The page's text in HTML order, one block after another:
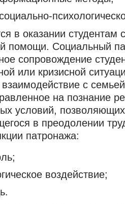
в оказании студентам
помощи. Социальный
сопровождение
или кризисной
с
на познание
условий,
в преодолении
патронажа:
воздействие;